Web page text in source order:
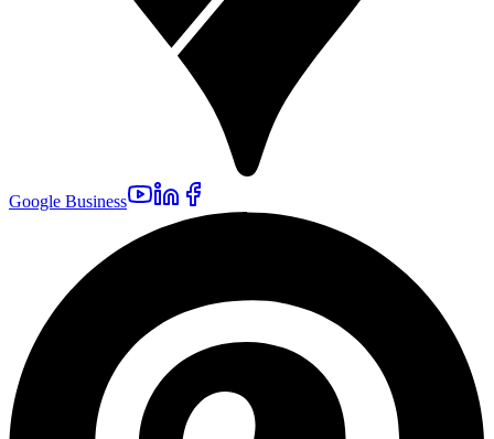
Google Business